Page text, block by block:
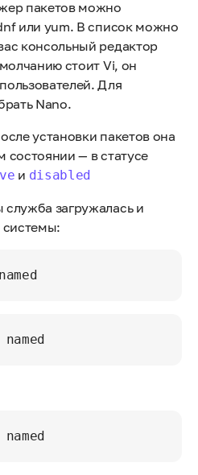
пакетов можно
или yum. В список можно
консольный редактор
стоит Vi, он
Для
Nano.
установки пакетов она
состоянии — в статусе
и disabled
загружалась и
системы: